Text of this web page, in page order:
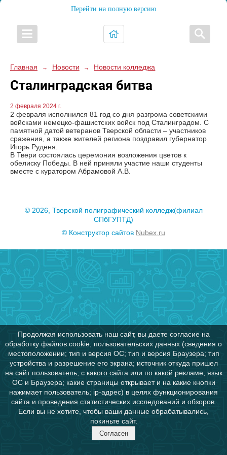
Перейти на полную версию
Главная → Новости → Новости колледжа
Сталинградская битва
2 февраля 2024 г.
2 февраля исполнился 81 год со дня разгрома советскими
войсками немецко-фашистских войск под Сталинградом. С
памятной датой ветеранов Тверской области – участников
сражения, а также жителей региона поздравил губернатор
Игорь Руденя.
В Твери состоялась церемония возложения цветов к
обелиску Победы. В ней приняли участие наши студенты
вместе с куратором Абрамовой А.В.
© 2026, Тверской полиграфический колледж(филиал
СПбГУПТД)
© Конструктор сайтов Nubex.ru
Продолжая использовать наш сайт, вы даете согласие на
обработку файлов cookie, пользовательских данных (сведения о
местоположении; тип и версия ОС; тип и версия Браузера; тип
устройства и разрешение его экрана; источник откуда пришел
на сайт пользователь; с какого сайта или по какой рекламе; язык
ОС и Браузера; какие страницы открывает и на какие кнопки
нажимает пользователь; ip-адрес) в целях функционирования
сайта и проведения статистических исследований и обзоров.
Если вы не хотите, чтобы ваши данные обрабатывались,
покиньте сайт.
Согласен